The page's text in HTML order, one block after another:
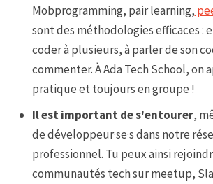
Mobprogramming, pair learning,
sont des méthodologies efficaces :
coder à plusieurs, à parler de son
commenter. À Ada Tech School, on
pratique et toujours en groupe !
Il est important de s'entourer,
de développeur·se·s dans notre
professionnel. Tu peux ainsi
communautés tech sur meetup,